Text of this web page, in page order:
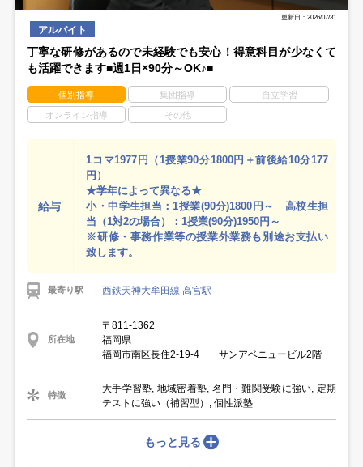
更新日：2026/07/31
アルバイト
丁寧な研修があるので未経験でも安心！得意科目が少なくて
も活躍できます■週1日×90分～OK♪■
個別指導 集団指導 自立学習
オンライン指導 その他
給与
1コマ1977円（1授業90分1800円＋前後給10分177
円）
★学年によって異なる★
小・中学生担当：1授業(90分)1800円～ 高校生担
当（1対2の場合）：1授業(90分)1950円～
※研修・事務作業等の授業外業務も別途お支払い
致します。
最寄り駅 西鉄天神大牟田線 高宮駅
所在地
〒811-1362
福岡県
福岡市南区長住2-19-4 サンアベニュービル2階
特徴
大手学習塾, 地域密着塾, 名門・難関受験に強い, 定期
テストに強い（補習型）, 個性派塾
もっと見る